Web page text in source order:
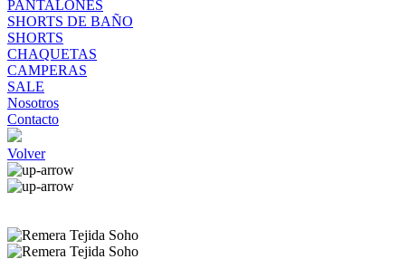
PANTALONES
SHORTS DE BAÑO
SHORTS
CHAQUETAS
CAMPERAS
SALE
Nosotros
Contacto
Volver